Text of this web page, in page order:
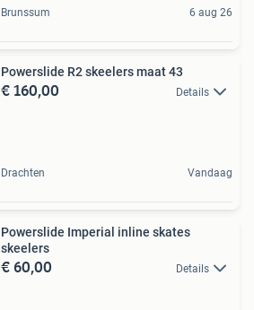
Brunssum 6 aug 26
Powerslide R2 skeelers maat 43
€ 160,00 Details
Drachten Vandaag
Powerslide Imperial inline skates
skeelers
€ 60,00 Details